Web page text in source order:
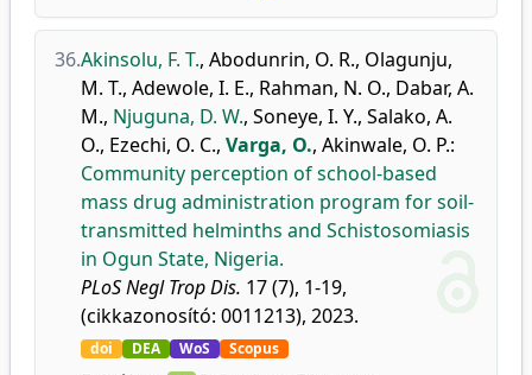
36.Akinsolu, F. T., Abodunrin, O. R., Olagunju,
M. T., Adewole, I. E., Rahman, N. O., Dabar, A.
M., Njuguna, D. W., Soneye, I. Y., Salako, A.
O., Ezechi, O. C., Varga, O., Akinwale, O. P.:
Community perception of school-based
mass drug administration program for soil-
transmitted helminths and Schistosomiasis
in Ogun State, Nigeria.
PLoS Negl Trop Dis. 17 (7), 1-19,
(cikkazonosító: 0011213), 2023.
doi DEA WoS Scopus